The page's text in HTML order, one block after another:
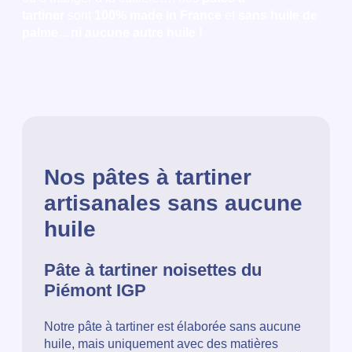
Nos pâtes à tartiner
artisanales sans aucune
huile
Pâte à tartiner noisettes du
Piémont IGP
Notre pâte à tartiner est élaborée sans aucune
huile, mais uniquement avec des matières